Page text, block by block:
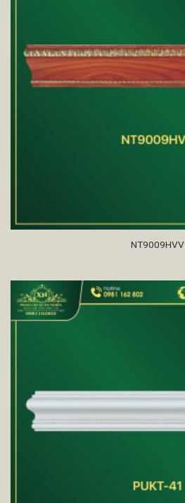
NT9009HVV